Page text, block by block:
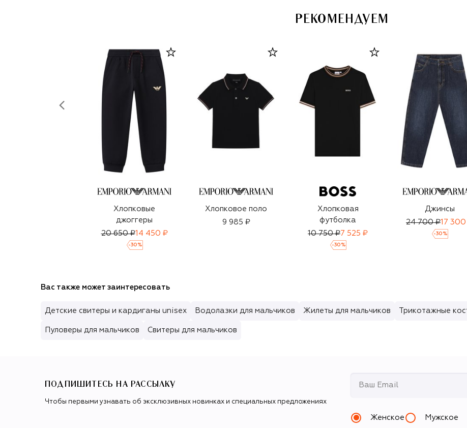
РЕКОМЕНДУЕМ
Хлопковые
джоггеры
20 650 ₽14 450 ₽
-30 %
Хлопковое поло
9 985 ₽
Хлопковая
футболка
10 750 ₽7 525 ₽
-30 %
Джинсы
24 700 ₽17
-30 %
Вас также может заинтересовать
Детские свитеры и кардиганы unisex Водолазки для мальчиков Жилеты для мальчиков Трикотажные
Пуловеры для мальчиков Свитеры для мальчиков
ПОДПИШИТЕСЬ НА РАССЫЛКУ
Чтобы первыми узнавать об эксклюзивных новинках и специальных предложениях
Женское Мужское